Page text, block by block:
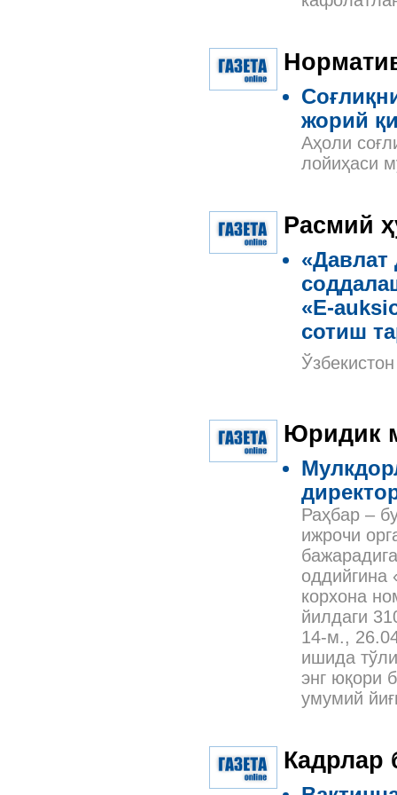
жорий
Аҳоли
лойиҳаси
Расмий
«Давлат
«E-
сотиш
Юридик
Раҳбар –
ижрочи
оддийгина
корхона
йилдаги
14-м.,
ишида
энг юқори
умумий
Кадрлар